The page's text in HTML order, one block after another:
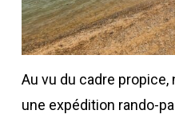
Au vu du cadre
une expédition rando-